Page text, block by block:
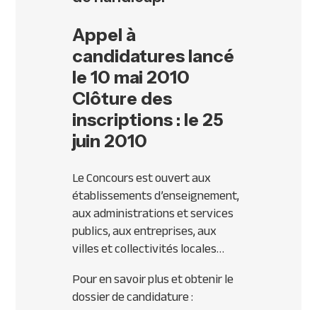
Appel à
candidatures lancé
le 10 mai 2010
Clôture des
inscriptions : le 25
juin 2010
Le Concours est ouvert aux
établissements d’enseignement,
aux administrations et services
publics, aux entreprises, aux
villes et collectivités locales…
Pour en savoir plus et obtenir le
dossier de candidature :